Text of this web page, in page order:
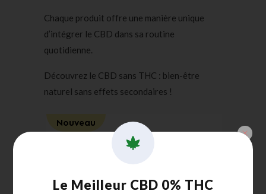
Chaque produit offre une manière unique
d’intégrer le CBD dans sa routine
quotidienne.
Découvrez le CBD sans THC : bien-être
naturel sans effets secondaires !
Nouveau
Le Meilleur CBD 0% THC